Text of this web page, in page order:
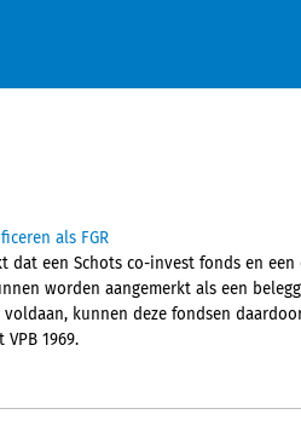
als FGR
een Schots co-invest fonds en
worden aangemerkt als een
kunnen deze fondsen
1969.